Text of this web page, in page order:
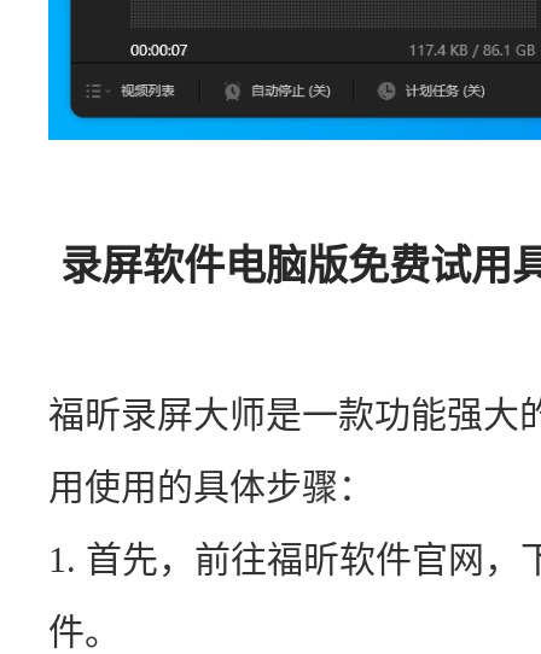
录屏软件电脑版免费试用
福昕录屏大师是一款功能强大
用使用的具体步骤：
1. 首先，前往福昕软件官网
件。